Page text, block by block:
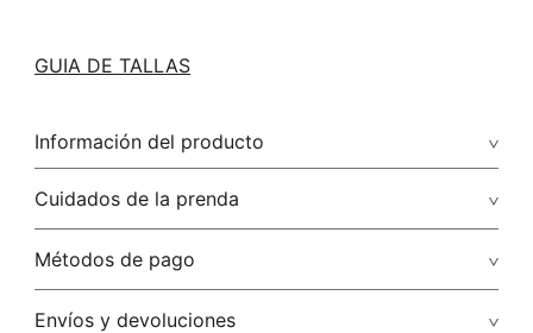
GUIA DE TALLAS
Información del producto
100.00% algodón/cotton
Cuidados de la prenda
Lavar a mano por separado / no dejar en remojo / no
Métodos de pago
Tarjetas de crédito: Visa, Dinners, Master Card y American
Envíos y devoluciones